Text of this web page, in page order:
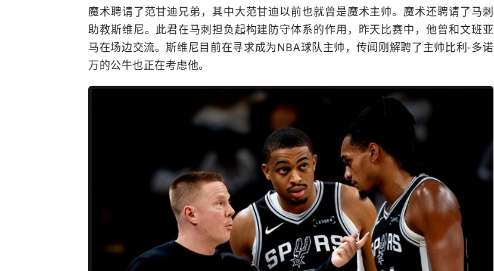
魔术聘请了范甘迪兄弟，其中大范甘迪以前也就曾是魔术主帅。魔术还聘请了马刺
助教斯维尼。此君在马刺担负起构建防守体系的作用，昨天比赛中，他曾和文班亚
马在场边交流。斯维尼目前在寻求成为NBA球队主帅，传闻刚解聘了主帅比利-多诺
万的公牛也正在考虑他。